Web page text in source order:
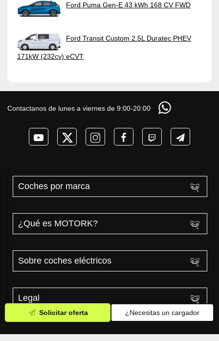
Solicitar oferta ¿Necesitas un cargador
Ford Puma Gen-E 43 kWh 168 CV FWD
Ford Transit Custom 2.5L Duratec PHEV
171kW (232cv) eCVT
Contactanos de lunes a viernes de 9:00-20:00
Coches por marca
¿Qué es MOTORK?
Sobre coches eléctricos
Legal